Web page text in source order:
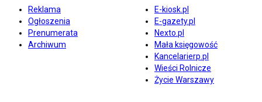
Reklama
Ogłoszenia
Prenumerata
Archiwum
E-kiosk.pl
E-gazety.pl
Nexto.pl
Mała księgowość
Kancelarierp.pl
Wieści Rolnicze
Życie Warszawy